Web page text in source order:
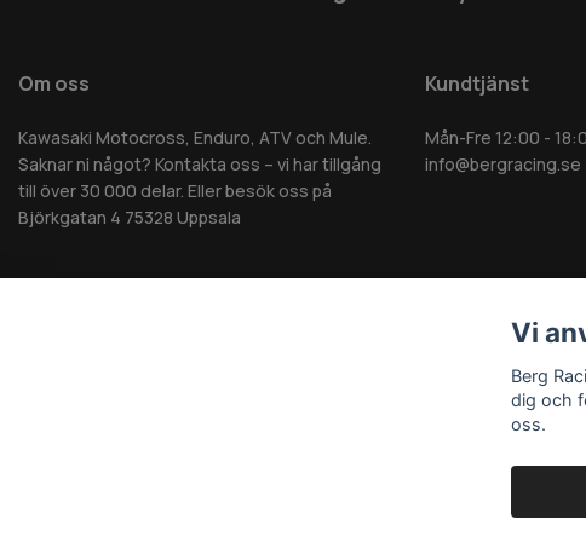
Om oss
Kawasaki Motocross, Enduro, ATV och Mule.
Saknar ni något? Kontakta oss – vi har tillgång
till över 30 000 delar. Eller besök oss på
Björkgatan 4 75328 Uppsala
Kundtjänst
Mån-Fre 12:00 -
info@bergracing.se
Vi
Berg
dig och
oss.